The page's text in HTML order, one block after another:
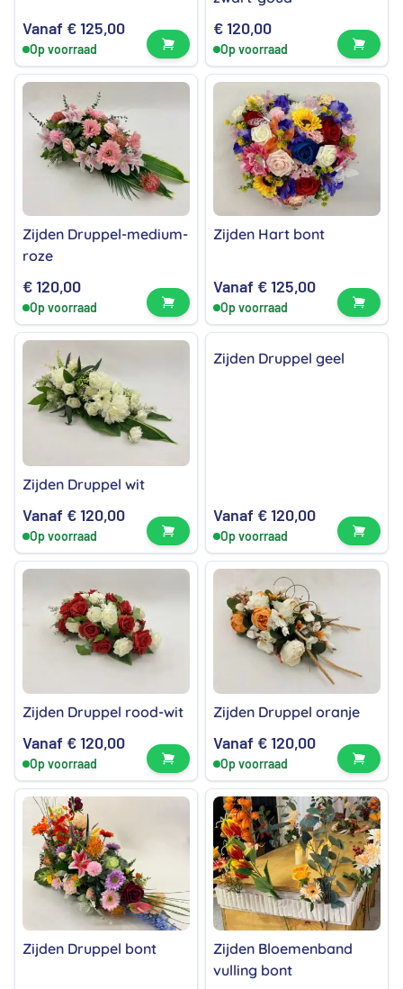
Vanaf €125,00
Op voorraad Bekijk product
€120,00
Op voorraad
Zijden Druppel-medium-
roze
€120,00
Op voorraad Bekijk product
Zijden Hart bont
Vanaf €125,00
Op voorraad
Zijden Druppel wit
Vanaf €120,00
Op voorraad Bekijk product
Zijden Druppel geel
Vanaf €120,00
Op voorraad
Zijden Druppel rood-wit
Vanaf €120,00
Op voorraad Bekijk product
Zijden Druppel oranje
Vanaf €120,00
Op voorraad
Zijden Druppel bont
Zijden Bloemenband
vulling bont